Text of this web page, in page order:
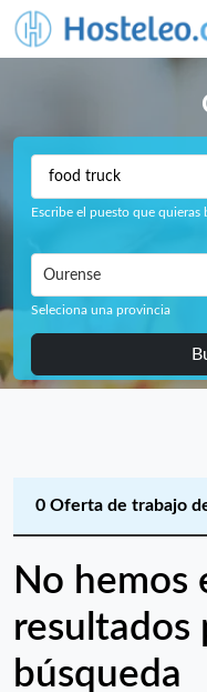
Escribe el puesto que quieras
Ourense
Seleciona una provincia
0 Oferta de trabajo
No hemos
resultados
búsqueda